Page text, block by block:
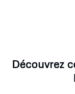
Découvrez